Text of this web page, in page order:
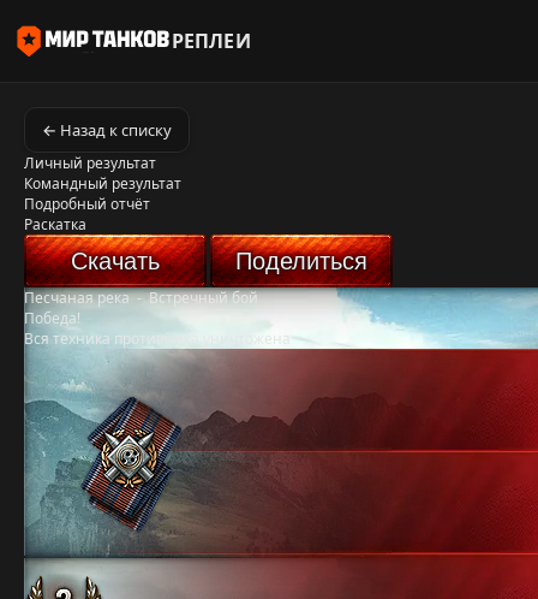
РЕПЛЕИ
← Назад к списку
Личный результат
Командный результат
Подробный отчёт
Раскатка
Скачать Поделиться
Песчаная река-Встречный бой
Победа!
Вся техника противника уничтожена